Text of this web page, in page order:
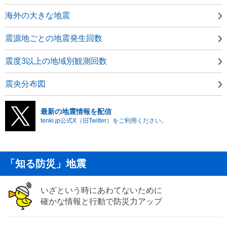
海外の大きな地震
震源地ごとの地震発生回数
震度3以上の地域別観測回数
震央分布図
最新の地震情報を配信
tenki.jp公式X（旧Twitter）をご利用ください。
「知る防災」地震
いざという時にあわてないために
確かな情報と行動で防災力アップ